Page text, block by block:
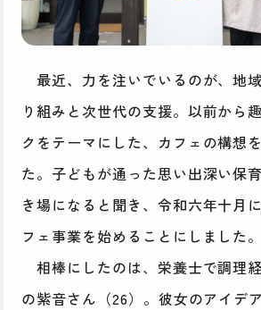
最近、力を注いでいるのが、地
り組みと次世代の支援。以前から
クをテーマにした、カフェの構想
た。子どもが通った思い出深い保
き場になると聞き、令和六年十月
フェ事業を始めることにしました。
相棒にしたのは、栄養士で調理
の紫音さん（26）。彼女のアイデ